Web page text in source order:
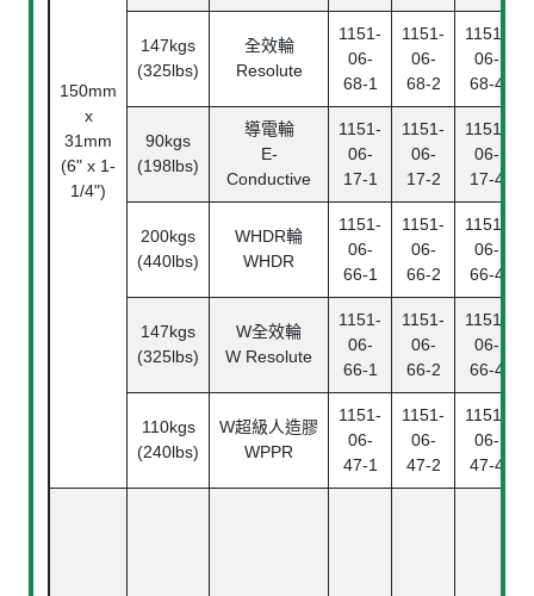
150mm
x
31mm
(6" x 1-
1/4")
147kgs
(325lbs)
全效輪
Resolute
1151-
06-
68-1
1151-
06-
68-2
1151-
06-
68-4
90kgs
(198lbs)
導電輪
E-
Conductive
1151-
06-
17-1
1151-
06-
17-2
1151-
06-
17-4
200kgs
(440lbs)
WHDR輪
WHDR
1151-
06-
66-1
1151-
06-
66-2
1151-
06-
66-4
147kgs
(325lbs)
W全效輪
W Resolute
1151-
06-
66-1
1151-
06-
66-2
1151-
06-
66-4
110kgs
(240lbs)
W超級人造膠
WPPR
1151-
06-
47-1
1151-
06-
47-2
1151-
06-
47-4